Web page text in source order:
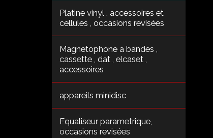
Platine vinyl , accessoires et
cellules , occasions revisées
Magnetophone a bandes ,
cassette , dat , elcaset ,
accessoires
appareils minidisc
Equaliseur parametrique,
occasions revisées